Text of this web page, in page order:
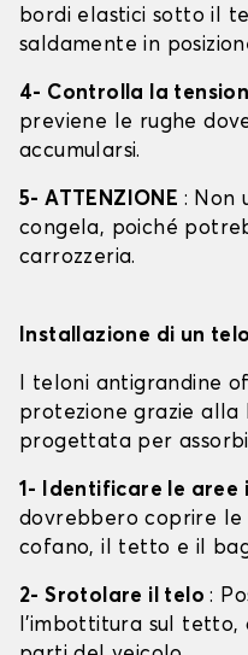
bordi elastici sotto il
saldamente in
4- Controlla la
previene le rughe
accumularsi.
5- ATTENZIONE : Non
congela, poiché
carrozzeria.
Installazione di un
I teloni antigrandine
protezione grazie
progettata per
1- Identificare le
dovrebbero coprire le
cofano, il tetto e il
2- Srotolare il telo:
l'imbottitura sul tetto,